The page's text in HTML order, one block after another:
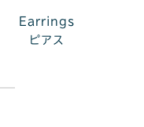
Earrings
ピアス